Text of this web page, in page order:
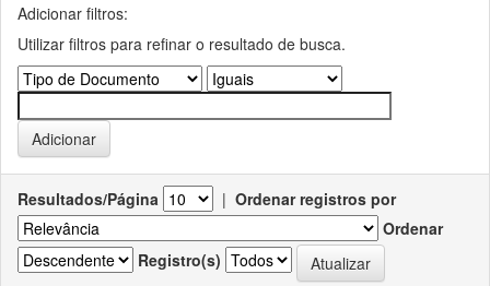
Adicionar filtros:
Utilizar filtros para refinar o resultado de busca.
Resultados/Página | Ordenar registros por
Ordenar
Registro(s)